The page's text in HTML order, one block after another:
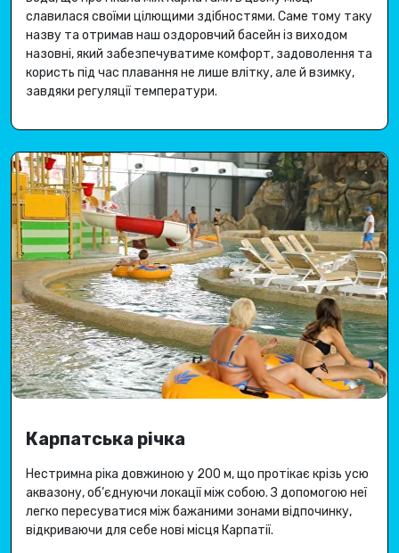
славилася своїми цілющими здібностями. Саме тому таку
назву та отримав наш оздоровчий басейн із виходом
назовні, який забезпечуватиме комфорт, задоволення та
користь під час плавання не лише влітку, але й взимку,
завдяки регуляції температури.
Карпатська річка
Нестримна ріка довжиною у 200 м, що протікає крізь усю
аквазону, об’єднуючи локації між собою.З допомогою неї
легко пересуватися між бажаними зонами відпочинку,
відкриваючи для себе нові місця Карпатії.